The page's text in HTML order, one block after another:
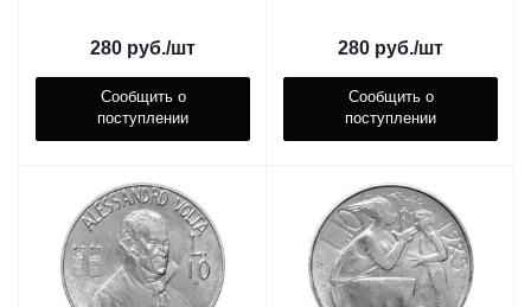
280 руб./шт
Сообщить о
поступлении
280 руб./шт
Сообщить о
поступлении